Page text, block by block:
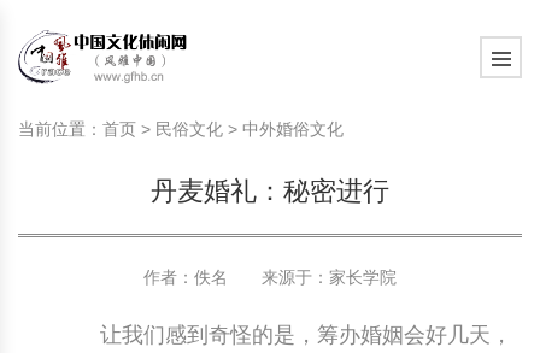
旅游民俗文化动态
中国民俗史话
中国民俗信仰
中国古代休闲文化
国外民俗趣谈
中国传统节日
中国生肖文化
中国饮食文化
刺绣
中国民间故事
中国周易文化
国外神秘文化
现代家庭教育知识
旅游民俗文化动态
中国民俗史话
中国民俗信仰
中国古代休闲文化
国外民俗趣谈
中国传统节日
中国生肖文化
中国饮食文化
刺绣
中国民间故事
中国周易文化
国外神秘文化
现代家庭教育知识
当前位置： 首页 > 民俗文化 > 中外婚俗文化
丹麦婚礼：秘密进行
作者：佚名 来源于： 家长学院
让我们感到奇怪的是，筹办婚姻会好几天，